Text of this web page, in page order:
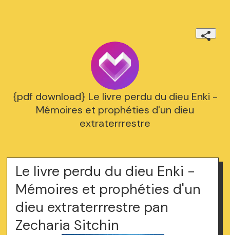
{pdf download} Le livre perdu du dieu Enki -
Mémoires et prophéties d'un dieu
extraterrrestre
Le livre perdu du dieu Enki -
Mémoires et prophéties d'un
dieu extraterrrestre pan
Zecharia Sitchin